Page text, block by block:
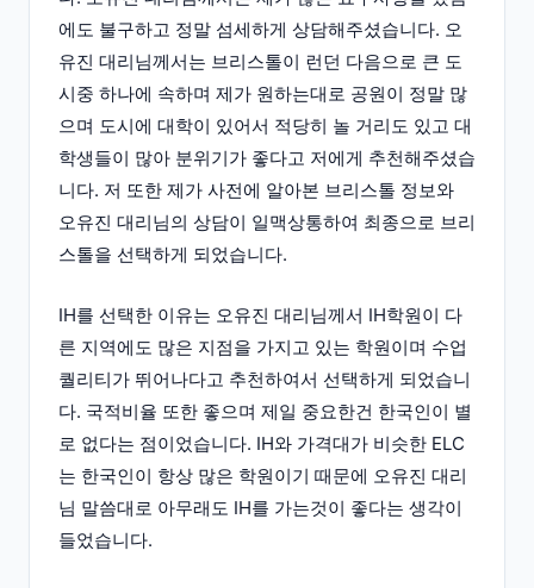
에도 불구하고 정말 섬세하게 상담해주셨습니다. 오
유진 대리님께서는 브리스톨이 런던 다음으로 큰 도
시중 하나에 속하며 제가 원하는대로 공원이 정말 많
으며 도시에 대학이 있어서 적당히 놀 거리도 있고 대
학생들이 많아 분위기가 좋다고 저에게 추천해주셨습
니다. 저 또한 제가 사전에 알아본 브리스톨 정보와
오유진 대리님의 상담이 일맥상통하여 최종으로 브리
스톨을 선택하게 되었습니다.
IH를 선택한 이유는 오유진 대리님께서 IH학원이 다
른 지역에도 많은 지점을 가지고 있는 학원이며 수업
퀄리티가 뛰어나다고 추천하여서 선택하게 되었습니
다. 국적비율 또한 좋으며 제일 중요한건 한국인이 별
로 없다는 점이었습니다. IH와 가격대가 비슷한 ELC
는 한국인이 항상 많은 학원이기 때문에 오유진 대리
님 말씀대로 아무래도 IH를 가는것이 좋다는 생각이
들었습니다.